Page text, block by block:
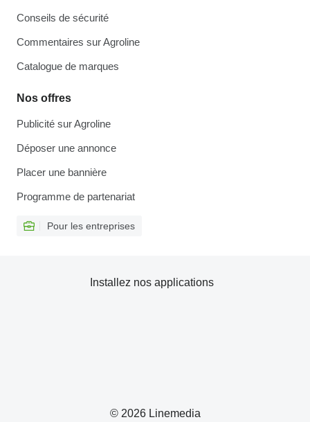
Conseils de sécurité
Commentaires sur Agroline
Catalogue de marques
Nos offres
Publicité sur Agroline
Déposer une annonce
Placer une bannière
Programme de partenariat
Pour les entreprises
© 2026 Linemedia
Installez nos applications